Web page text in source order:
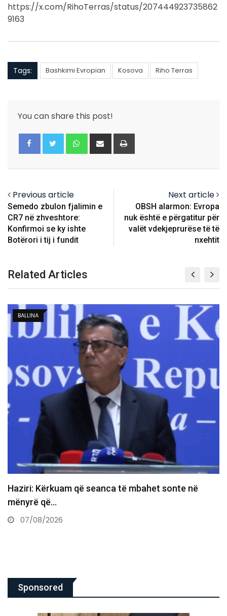
https://x.com/RihoTerras/status/207444923735862
9163
Tags: Bashkimi Evropian Kosova Riho Terras
You can share this post!
Whatsapp
Share
Previous article
Semedo zbulon fjalimin e
CR7 në zhveshtore:
Konfirmoi se ky ishte
Botërori i tij i fundit
Next article
OBSH alarmon: Evropa
nuk është e përgatitur për
valët vdekjeprurëse të të
nxehtit
Related Articles
KOSOVË
Gruda paralajmëron ndryshime te PDK-ja: Prej nesër
do të ndërtojmë…
07/08/2026
Sponsored